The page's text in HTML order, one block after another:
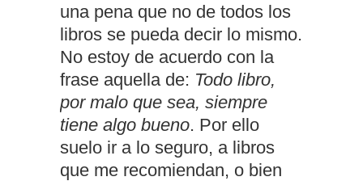
una pena que no de todos los
libros se pueda decir lo mismo.
No estoy de acuerdo con la
frase aquella de: Todo libro,
por malo que sea, siempre
tiene algo bueno. Por ello
suelo ir a lo seguro, a libros
que me recomiendan, o bien